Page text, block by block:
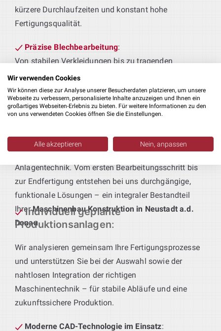
kürzere Durchlaufzeiten und konstant hohe
Fertigungsqualität.
Präzise Blechbearbeitung:
Von stabilen Verkleidungen bis zu tragenden
Rahmen – wir konstruieren Blechbauteile, die
passgenau an Ihre Fertigungsabläufe und
Qualitätsstandards angepasst sind.
Produktionsanlagen:
Sie geben das Produkt vor – wir liefern die passende
Anlagentechnik. Vom ersten Bearbeitungsschritt bis
zur Endfertigung entstehen bei uns durchgängige,
funktionale Lösungen – ein integraler Bestandteil
IhrerMaschinenbau Konstruktion in Neustadt a.d.
Donau.
Individuell geplante
Produktionsanlagen:
Wir analysieren gemeinsam Ihre Fertigungsprozesse
und unterstützen Sie bei der Auswahl sowie der
nahtlosen Integration der richtigen
Maschinentechnik – für stabile Abläufe und eine
zukunftssichere Produktion.
Moderne CAD-Technologie im Einsatz:
Wir verwenden Cookies
Wir können diese zur Analyse unserer Besucherdaten platzieren, um unsere
Webseite zu verbessern, personalisierte Inhalte anzuzeigen und Ihnen ein
großartiges Webseiten-Erlebnis zu bieten. Für weitere Informationen zu den
von uns verwendeten Cookies öffnen Sie die Einstellungen.
Alle akzeptieren Nein, anpassen